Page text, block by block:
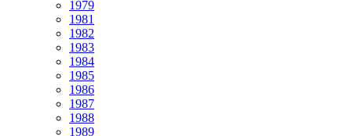
1979
1981
1982
1983
1984
1985
1986
1987
1988
1989